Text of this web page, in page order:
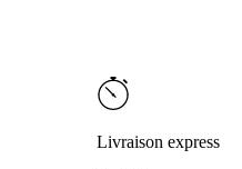
Livraison express